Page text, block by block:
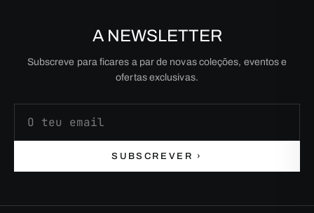
A NEWSLETTER
Subscreve para ficares a par de novas coleções, eventos e
ofertas exclusivas.
SUBSCREVER ›